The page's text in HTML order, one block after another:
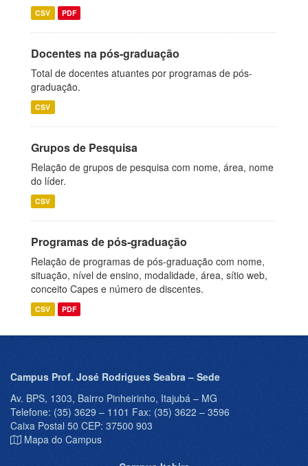
CSV PDF
Docentes na pós-graduação
Total de docentes atuantes por programas de pós-
graduação.
CSV
Grupos de Pesquisa
Relação de grupos de pesquisa com nome, área, nome
do líder.
CSV
Programas de pós-graduação
Relação de programas de pós-graduação com nome,
situação, nível de ensino, modalidade, área, sítio web,
conceito Capes e número de discentes.
CSV PDF
Campus Prof. José Rodrigues Seabra – Sede
Av. BPS, 1303, Bairro Pinheirinho, Itajubá – MG
Telefone: (35) 3629 – 1101 Fax: (35) 3622 – 3596
Caixa Postal 50 CEP: 37500 903
Mapa do Campus